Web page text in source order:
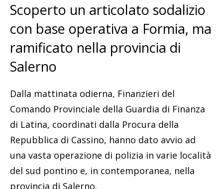
Scoperto un articolato sodalizio
con base operativa a Formia, ma
ramificato nella provincia di
Salerno
Dalla mattinata odierna, Finanzieri del
Comando Provinciale della Guardia di Finanza
di Latina, coordinati dalla Procura della
Repubblica di Cassino, hanno dato avvio ad
una vasta operazione di polizia in varie località
del sud pontino e, in contemporanea, nella
provincia di Salerno.